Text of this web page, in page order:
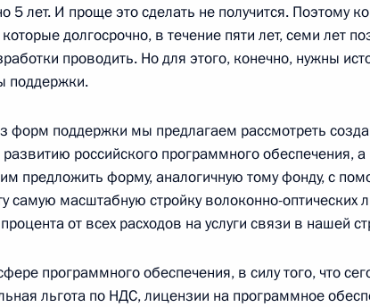
12:25 Москва, Кремль
с рабочим визитом Казахстан
11:00
года, вторник
15:30 Новороссийск
5 лет. И проще это сделать не получится. Поэтому
долгосрочно, в течение пяти лет, семи лет
проводить. Но для этого, конечно, нужны
поддержки.
форм поддержки мы предлагаем рассмотреть
российского программного обеспечения, а
предложить форму, аналогичную тому фонду, с
самую масштабную стройку волоконно-оптических
от всех расходов на услуги связи в нашей
программного обеспечения, в силу того, что
льгота по НДС, лицензии на программное